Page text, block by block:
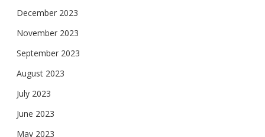
December 2023
November 2023
September 2023
August 2023
July 2023
June 2023
May 2023